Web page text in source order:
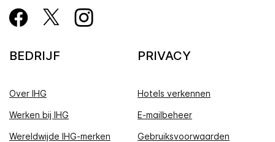
BEDRIJF
Over IHG
Werken bij IHG
Wereldwijde IHG-merken
PRIVACY
Hotels verkennen
E-mailbeheer
Gebruiksvoorwaarden